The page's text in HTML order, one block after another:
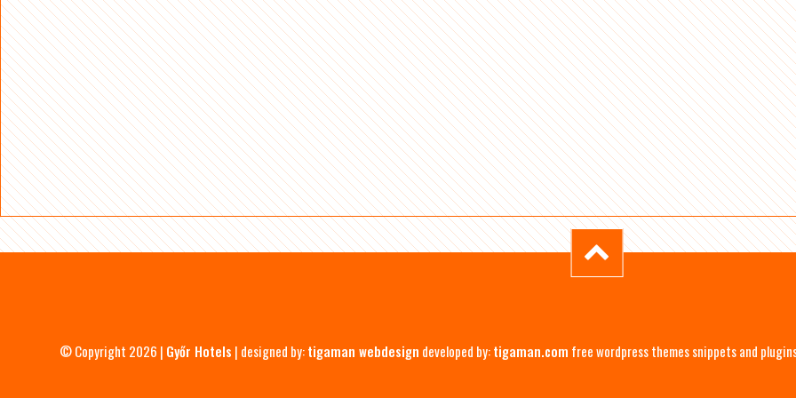
© Copyright 2026 | Győr Hotels | designed by:tigaman webdesign developed by:tigaman.com free wordpress themes snippets and